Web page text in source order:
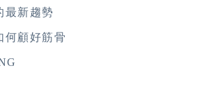
最新趨勢
何顧好筋骨